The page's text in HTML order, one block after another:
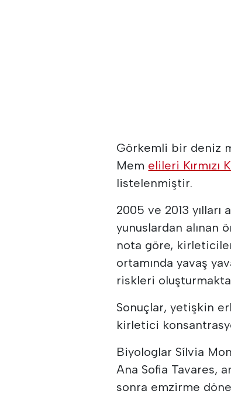
Görkemli bir deniz
Mem elileri Kırmızı
listelenmiştir.
2005 ve 2013
yunuslardan alınan
nota göre,
ortamında yavaş
riskleri
Sonuçlar, yetişkin
kirletici
Biyologlar Sílvia
Ana Sofia Tavares,
sonra emzirme